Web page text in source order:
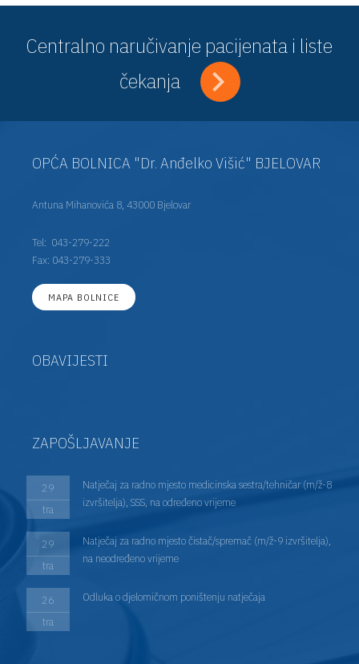
Centralno naručivanje pacijenata i liste
čekanja
OPĆA BOLNICA "Dr. Anđelko Višić" BJELOVAR
Antuna Mihanovića 8, 43000 Bjelovar
Tel: 043-279-222
Fax: 043-279-333
MAPA BOLNICE
OBAVIJESTI
ZAPOŠLJAVANJE
29
tra
Natječaj za radno mjesto medicinska sestra/tehničar (m/ž-8
izvršitelja), SSS, na određeno vrijeme
29
tra
Natječaj za radno mjesto čistač/spremač (m/ž-9 izvršitelja),
na neodređeno vrijeme
26
tra
Odluka o djelomičnom poništenju natječaja